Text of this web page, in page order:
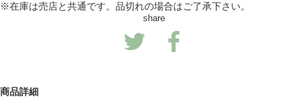
※在庫は売店と共通です。品切れの場合はご了承下さい。
share
商品詳細